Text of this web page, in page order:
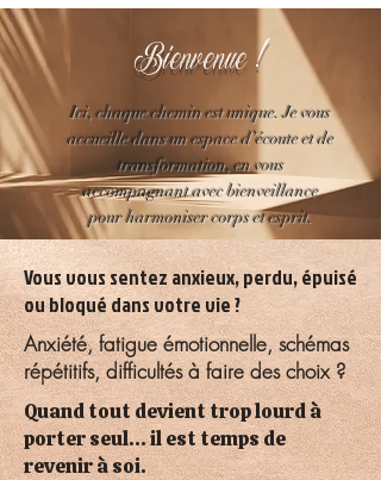
Bienvenue !
Ici, chaque chemin est unique. Je vous
accueille dans un espace d’écoute et de
transformation, en vous
accompagnant avec bienveillance
pour harmoniser corps et esprit.
Vous vous sentez anxieux, perdu, épuisé
ou bloqué dans votre vie ?
Anxiété, fatigue émotionnelle, schémas
répétitifs, difficultés à faire des choix ?
Quand tout devient trop lourd à
porter seul… il est temps de
revenir à soi.